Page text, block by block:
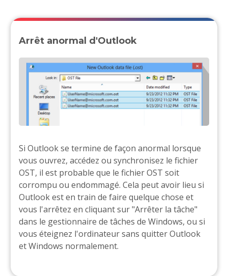
Arrêt anormal d'Outlook
Si Outlook se termine de façon anormal lorsque
vous ouvrez, accédez ou synchronisez le fichier
OST, il est probable que le fichier OST soit
corrompu ou endommagé. Cela peut avoir lieu si
Outlook est en train de faire quelque chose et
vous l'arrêtez en cliquant sur "Arrêter la tâche"
dans le gestionnaire de tâches de Windows, ou si
vous éteignez l'ordinateur sans quitter Outlook
et Windows normalement.